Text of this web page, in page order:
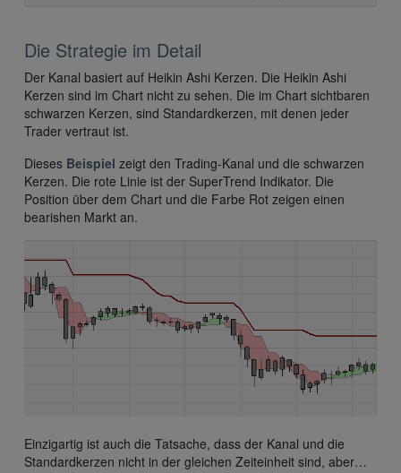
Die Strategie im Detail
Der Kanal basiert auf Heikin Ashi Kerzen. Die Heikin Ashi
Kerzen sind im Chart nicht zu sehen. Die im Chart sichtbaren
schwarzen Kerzen, sind Standardkerzen, mit denen jeder
Trader vertraut ist.
Dieses Beispiel zeigt den Trading-Kanal und die schwarzen
Kerzen. Die rote Linie ist der SuperTrend Indikator. Die
Position über dem Chart und die Farbe Rot zeigen einen
bearishen Markt an.
Einzigartig ist auch die Tatsache, dass der Kanal und die
Standardkerzen nicht in der gleichen Zeiteinheit sind, aber…